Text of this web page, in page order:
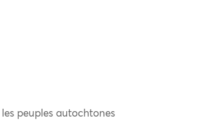
peuples autochtones